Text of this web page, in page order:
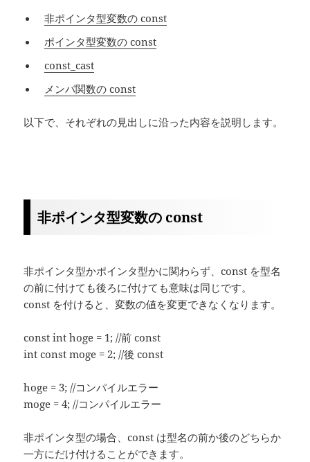
非ポインタ型変数の const
ポインタ型変数の const
const_cast
メンバ関数の const
以下で、それぞれの見出しに沿った内容を説明します。
非ポインタ型変数の const
非ポインタ型かポインタ型かに関わらず、const を型名
の前に付けても後ろに付けても意味は同じです。
const を付けると、変数の値を変更できなくなります。
const int hoge = 1; //前 const
int const moge = 2; //後 const
hoge = 3; //コンパイルエラー
moge = 4; //コンパイルエラー
非ポインタ型の場合、const は型名の前か後のどちらか
一方にだけ付けることができます。